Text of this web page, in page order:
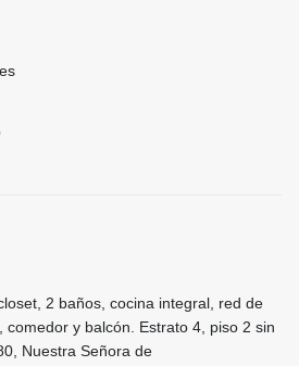
2 baños, cocina integral, red de
comedor y balcón. Estrato 4, piso 2 sin
Nuestra Señora de